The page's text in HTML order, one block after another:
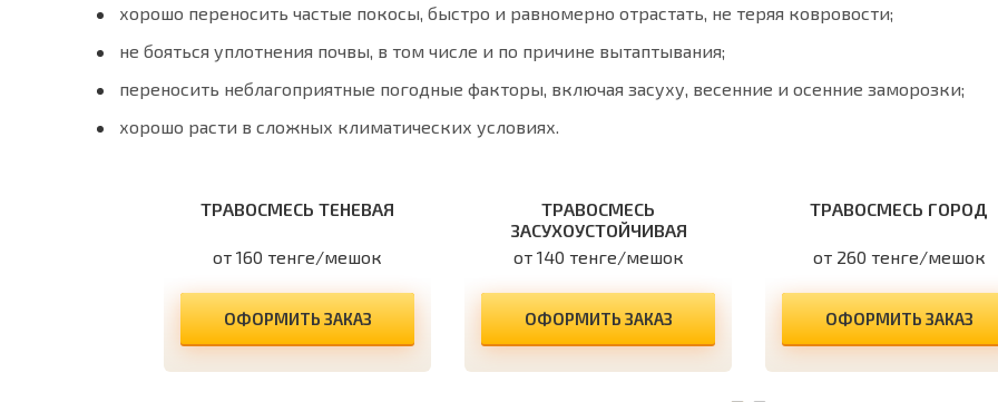
хорошо переносить частые покосы, быстро и равномерно отрастать, не теряя ковровости;
не бояться уплотнения почвы, в том числе и по причине вытаптывания;
переносить неблагоприятные погодные факторы, включая засуху, весенние и осенние заморозки;
хорошо расти в сложных климатических условиях.
ТРАВОСМЕСЬ ТЕНЕВАЯ
от 160 тенге/мешок
ОФОРМИТЬ ЗАКАЗ
ТРАВОСМЕСЬ
ЗАСУХОУСТОЙЧИВАЯ
от 140 тенге/мешок
ОФОРМИТЬ ЗАКАЗ
ТРАВОСМЕСЬ ГОРОД
от 260 тенге/мешок
ОФОРМИТЬ ЗАКАЗ